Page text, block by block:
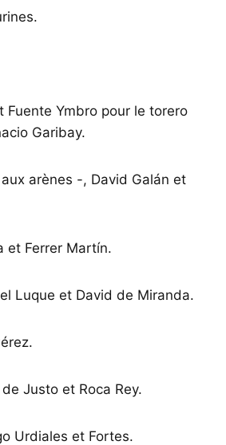
Fuente Ymbro pour le torero
Garibay.
arènes -, David Galán et
et Ferrer Martín.
Luque et David de Miranda.
Justo et Roca Rey.
Urdiales et Fortes.